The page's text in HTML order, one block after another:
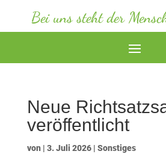
Bei uns steht der
Neue
veröffentlicht
von | 3. Juli 2026| Sonstiges